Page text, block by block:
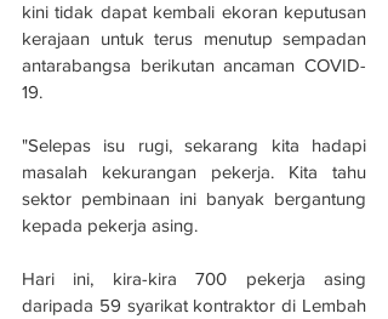
kini tidak dapat kembali ekoran keputusan
kerajaan untuk terus menutup sempadan
antarabangsa berikutan ancaman COVID-
19.
"Selepas isu rugi, sekarang kita hadapi
masalah kekurangan pekerja. Kita tahu
sektor pembinaan ini banyak bergantung
kepada pekerja asing.
Hari ini, kira-kira 700 pekerja asing
daripada 59 syarikat kontraktor di Lembah